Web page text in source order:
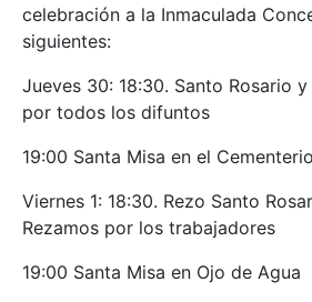
celebración a la Inmaculada
siguientes:
Jueves 30: 18:30. Santo Rosario
por todos los difuntos
19:00 Santa Misa en el
Viernes 1: 18:30. Rezo Santo
Rezamos por los trabajadores
19:00 Santa Misa en Ojo de Agua